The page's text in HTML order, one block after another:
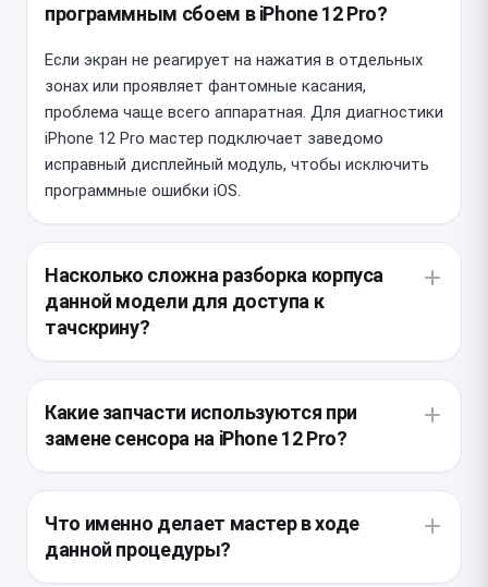
программным сбоем в iPhone 12 Pro?
Если экран не реагирует на нажатия в отдельных
зонах или проявляет фантомные касания,
проблема чаще всего аппаратная. Для диагностики
iPhone 12 Pro мастер подключает заведомо
исправный дисплейный модуль, чтобы исключить
программные ошибки iOS.
Насколько сложна разборка корпуса
данной модели для доступа к
тачскрину?
влаги и пыли. Для проведения работ устройство
необходимо аккуратно нагреть, чтобы размягчить
герметик и не повредить шлейфы при вскрытии.
Какие запчасти используются при
замене сенсора на iPhone 12 Pro?
высококачественные аналоги. Важно понимать,
что при установке неоригинальной запчасти на
Что именно делает мастер в ходе
данной процедуры?